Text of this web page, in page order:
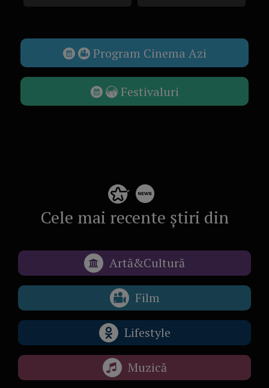
Program Cinema Azi
Festivaluri
Cele mai recente știri din
Artă&Cultură
Film
Lifestyle
Muzică